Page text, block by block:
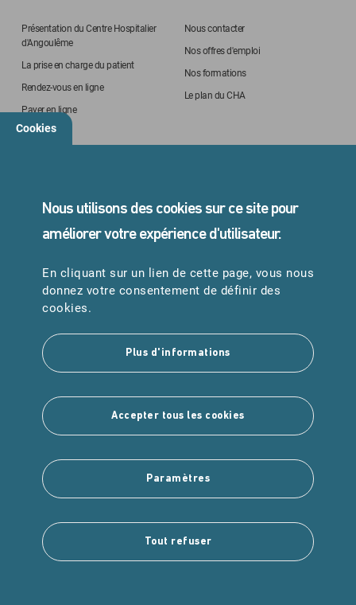
Présentation du Centre Hospitalier
d'Angoulême
La prise en charge du patient
Rendez-vous en ligne
Payer en ligne
Nous contacter
Nos offres d'emploi
Nos formations
Le plan du CHA
05 45 24 40 40
URGENCES
Samu : 15
Pompiers : 18
Suivez-nous
Copyright © 2025 Intuitiv Interactive
Cookies
Nous utilisons des cookies sur ce site pour
améliorer votre expérience d'utilisateur.
En cliquant sur un lien de cette page, vous nous
donnez votre consentement de définir des
cookies.
Plus d'informations
Accepter tous les cookies
Paramètres
Tout refuser